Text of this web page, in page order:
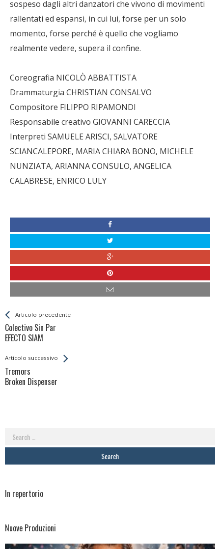
sospeso dagli altri danzatori che vivono di movimenti
rallentati ed espansi, in cui lui, forse per un solo
momento, forse perché è quello che vogliamo
realmente vedere, supera il confine.
Coreografia NICOLÒ ABBATTISTA
Drammaturgia CHRISTIAN CONSALVO
Compositore FILIPPO RIPAMONDI
Responsabile creativo GIOVANNI CARECCIA
Interpreti SAMUELE ARISCI, SALVATORE
SCIANCALEPORE, MARIA CHIARA BONO, MICHELE
NUNZIATA, ARIANNA CONSULO, ANGELICA
CALABRESE, ENRICO LULY
LeggiArticolo precedente
Colectivo Sin Par
EFECTO SIAM
Back
All
Entries
Articolo successivo
Tremors
Broken Dispenser
Search
for:
In repertorio
Nuove Produzioni